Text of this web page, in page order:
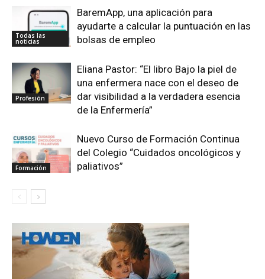
Todas las
noticias
BaremApp, una aplicación para
ayudarte a calcular la puntuación en las
bolsas de empleo
Profesión
Eliana Pastor: “El libro Bajo la piel de
una enfermera nace con el deseo de
dar visibilidad a la verdadera esencia
de la Enfermería”
Formación
Nuevo Curso de Formación Continua
del Colegio “Cuidados oncológicos y
paliativos”